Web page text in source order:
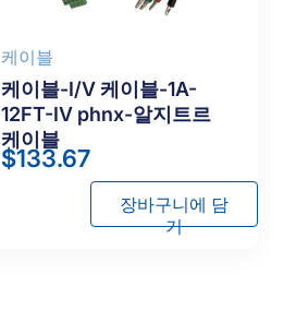
케이블
케이블-I/V 케이블-1A-
12FT-IV phnx-알지트르
케이블
$133.67
장바구니에 담
기